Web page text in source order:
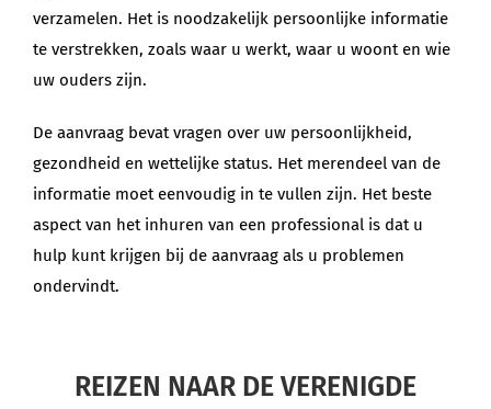
verzamelen. Het is noodzakelijk persoonlijke informatie
te verstrekken, zoals waar u werkt, waar u woont en wie
uw ouders zijn.
De aanvraag bevat vragen over uw persoonlijkheid,
gezondheid en wettelijke status. Het merendeel van de
informatie moet eenvoudig in te vullen zijn. Het beste
aspect van het inhuren van een professional is dat u
hulp kunt krijgen bij de aanvraag als u problemen
ondervindt.
REIZEN NAAR DE VERENIGDE